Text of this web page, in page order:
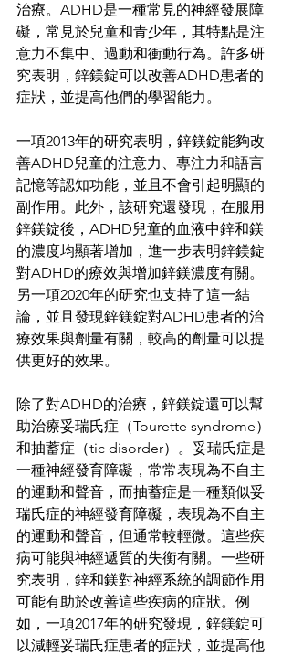
治療。ADHD是一種常見的神經發展障
礙，常見於兒童和青少年，其特點是注
意力不集中、過動和衝動行為。許多研
究表明，鋅鎂錠可以改善ADHD患者的
症狀，並提高他們的學習能力。
一項2013年的研究表明，鋅鎂錠能夠改
善ADHD兒童的注意力、專注力和語言
記憶等認知功能，並且不會引起明顯的
副作用。此外，該研究還發現，在服用
鋅鎂錠後，ADHD兒童的血液中鋅和鎂
的濃度均顯著增加，進一步表明鋅鎂錠
對ADHD的療效與增加鋅鎂濃度有關。
另一項2020年的研究也支持了這一結
論，並且發現鋅鎂錠對ADHD患者的治
療效果與劑量有關，較高的劑量可以提
供更好的效果。
除了對ADHD的治療，鋅鎂錠還可以幫
助治療妥瑞氏症（Tourette syndrome）
和抽蓄症（tic disorder）。妥瑞氏症是
一種神經發育障礙，常常表現為不自主
的運動和聲音，而抽蓄症是一種類似妥
瑞氏症的神經發育障礙，表現為不自主
的運動和聲音，但通常較輕微。這些疾
病可能與神經遞質的失衡有關。一些研
究表明，鋅和鎂對神經系統的調節作用
可能有助於改善這些疾病的症狀。例
如，一項2017年的研究發現，鋅鎂錠可
以減輕妥瑞氏症患者的症狀，並提高他